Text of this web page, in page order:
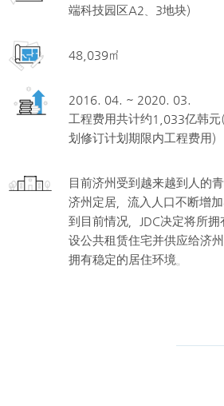
端科技园区A2、3地块)
48,039㎡
2016. 04. ~ 2020. 03.
工程费用共计约1,033亿韩
划修订计划期限内工程费用)
目前济州受到越来越到人的
济州定居，流入人口不断增
到目前情况，JDC决定将所
设公共租赁住宅并供应给济
拥有稳定的居住环境。